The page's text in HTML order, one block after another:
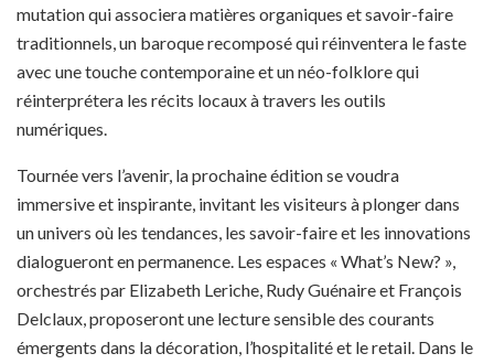
mutation qui associera matières organiques et savoir-faire
traditionnels, un baroque recomposé qui réinventera le faste
avec une touche contemporaine et un néo-folklore qui
réinterprétera les récits locaux à travers les outils
numériques.
Tournée vers l’avenir, la prochaine édition se voudra
immersive et inspirante, invitant les visiteurs à plonger dans
un univers où les tendances, les savoir-faire et les innovations
dialogueront en permanence. Les espaces « What’s New? »,
orchestrés par Elizabeth Leriche, Rudy Guénaire et François
Delclaux, proposeront une lecture sensible des courants
émergents dans la décoration, l’hospitalité et le retail. Dans le